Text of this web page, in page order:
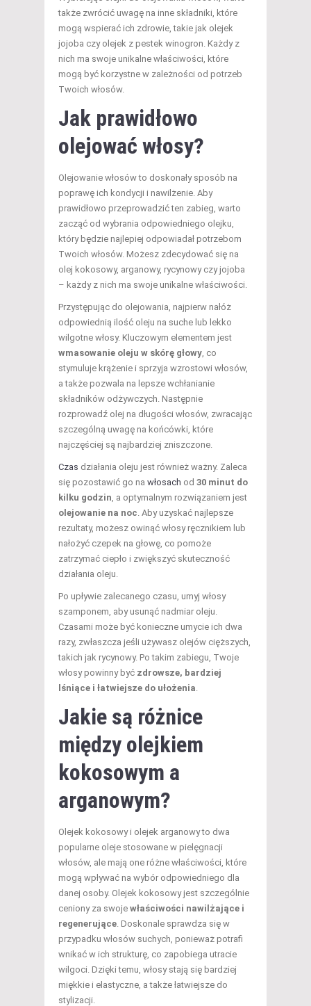
także zwrócić uwagę na inne składniki, które
mogą wspierać ich zdrowie, takie jak olejek
jojoba czy olejek z pestek winogron. Każdy z
nich ma swoje unikalne właściwości, które
mogą być korzystne w zależności od potrzeb
Twoich włosów.
Jak prawidłowo
olejować włosy?
Olejowanie włosów to doskonały sposób na
poprawę ich kondycji i nawilżenie. Aby
prawidłowo przeprowadzić ten zabieg, warto
zacząć od wybrania odpowiedniego olejku,
który będzie najlepiej odpowiadał potrzebom
Twoich włosów. Możesz zdecydować się na
olej kokosowy, arganowy, rycynowy czy jojoba
– każdy z nich ma swoje unikalne właściwości.
Przystępując do olejowania, najpierw nałóż
odpowiednią ilość oleju na suche lub lekko
wilgotne włosy. Kluczowym elementem jest
wmasowanie oleju w skórę głowy , co
stymuluje krążenie i sprzyja wzrostowi włosów,
a także pozwala na lepsze wchłanianie
składników odżywczych. Następnie
rozprowadź olej na długości włosów, zwracając
szczególną uwagę na końcówki, które
najczęściej są najbardziej zniszczone.
Czas działania oleju jest również ważny. Zaleca
się pozostawić go na włosach od 30 minut do
kilku godzin , a optymalnym rozwiązaniem jest
olejowanie na noc . Aby uzyskać najlepsze
rezultaty, możesz owinąć włosy ręcznikiem lub
nałożyć czepek na głowę, co pomoże
zatrzymać ciepło i zwiększyć skuteczność
działania oleju.
Po upływie zalecanego czasu, umyj włosy
szamponem, aby usunąć nadmiar oleju.
Czasami może być konieczne umycie ich dwa
razy, zwłaszcza jeśli używasz olejów cięższych,
takich jak rycynowy. Po takim zabiegu, Twoje
włosy powinny być zdrowsze, bardziej
lśniące i łatwiejsze do ułożenia
Jakie są różnice
między olejkiem
kokosowym a
arganowym?
Olejek kokosowy i olejek arganowy to dwa
popularne oleje stosowane w pielęgnacji
włosów, ale mają one różne właściwości, które
mogą wpływać na wybór odpowiedniego dla
danej osoby. Olejek kokosowy jest szczególnie
ceniony za swoje właściwości nawilżające i
regenerujące . Doskonale sprawdza się w
przypadku włosów suchych, ponieważ potrafi
wnikać w ich strukturę, co zapobiega utracie
wilgoci. Dzięki temu, włosy stają się bardziej
miękkie i elastyczne, a także łatwiejsze do
stylizacji.